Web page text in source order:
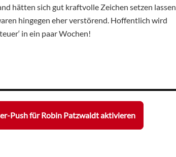
hätten sich gut kraftvolle Zeichen setzen lassen.
hingegen eher verstörend. Hoffentlich wird
in ein paar Wochen!
Push für Robin Patzwaldt aktivieren